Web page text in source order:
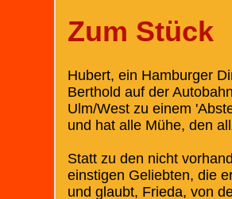
Zum Stück
Hubert, ein Hamburger
Berthold auf der
Ulm/West zu einem
und hat alle Mühe, den
Statt zu den nicht
einstigen Geliebten, die
und glaubt, Frieda, von